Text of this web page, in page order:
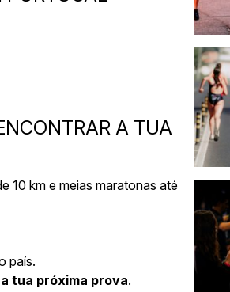
A TUA
10 km e meias maratonas até
país.
a tua próxima prova.